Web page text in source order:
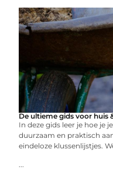
De ultieme gids voor huis
In deze gids leer je hoe je
duurzaam en praktisch
eindeloze klussenlijstjes.
...